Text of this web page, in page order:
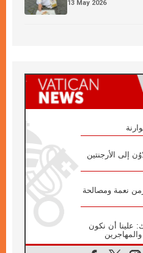
13 May 2026
إلى الأرجنتين
زمن نعمة ومصالحة
علينا أن نكون